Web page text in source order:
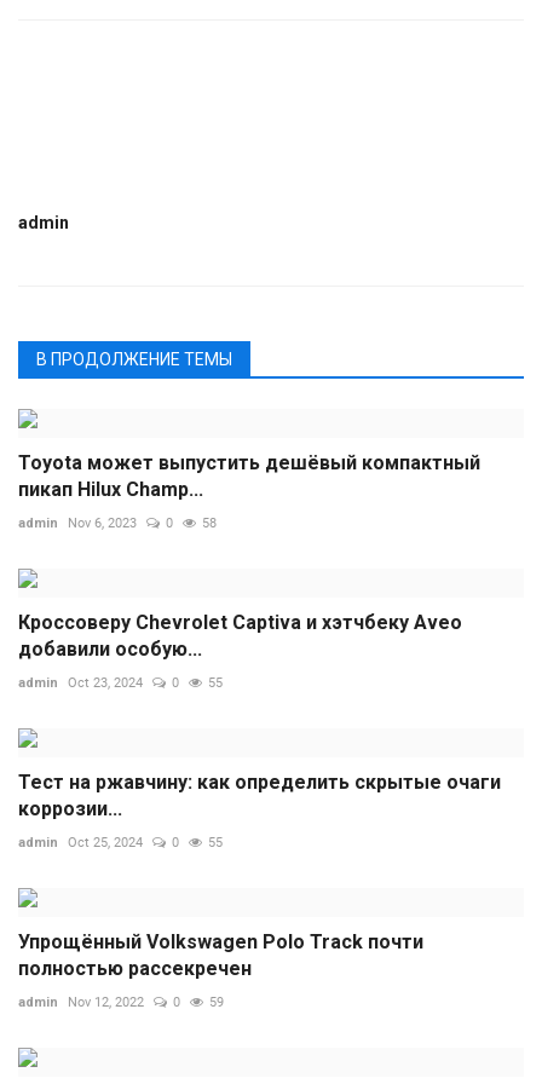
admin
В ПРОДОЛЖЕНИЕ ТЕМЫ
Toyota может выпустить дешёвый компактный
пикап Hilux Champ...
admin Nov 6, 2023 0 58
Кроссоверу Chevrolet Captiva и хэтчбеку Aveo
добавили особую...
admin Oct 23, 2024 0 55
Тест на ржавчину: как определить скрытые очаги
коррозии...
admin Oct 25, 2024 0 55
Упрощённый Volkswagen Polo Track почти
полностью рассекречен
admin Nov 12, 2022 0 59